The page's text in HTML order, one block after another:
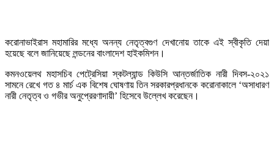
করোনাভাইরাস মহামারির মধ্যে অনন্য নেতৃত্বগুণ দেখানোয় তাকে এই স্বীকৃতি দেয়া
হয়েছে বলে জানিয়েছে লন্ডনের বাংলাদেশ হাইকমিশন।
কমনওয়েলথ মহাসচিব পেট্রেসিয়া স্কটল্যান্ড কিউসি আন্তর্জাতিক নারী দিবস-২০২১
সামনে রেখে গত ৪ মার্চ এক বিশেষ ঘোষণায় তিন সরকারপ্রধানকে করোনাকালে ‘অসাধারণ
নারী নেতৃত্ব ও গভীর অনুপ্রেরণাদায়ী’ হিসেবে উল্লেখ করেছেন।